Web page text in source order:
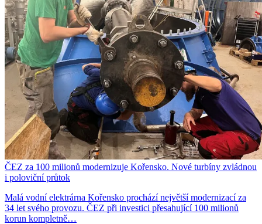
ČEZ za 100 milionů modernizuje Kořensko. Nové turbíny zvládnou
i poloviční průtok
Malá vodní elektrárna Kořensko prochází největší modernizací za
34 let svého provozu. ČEZ při investici přesahující 100 milionů
korun kompletně…